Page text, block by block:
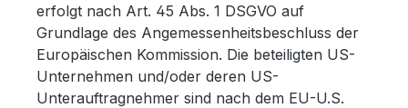
erfolgt nach Art. 45 Abs. 1 DSGVO auf
Grundlage des Angemessenheitsbeschluss der
Europäischen Kommission. Die beteiligten US-
Unternehmen und/oder deren US-
Unterauftragnehmer sind nach dem EU-U.S.